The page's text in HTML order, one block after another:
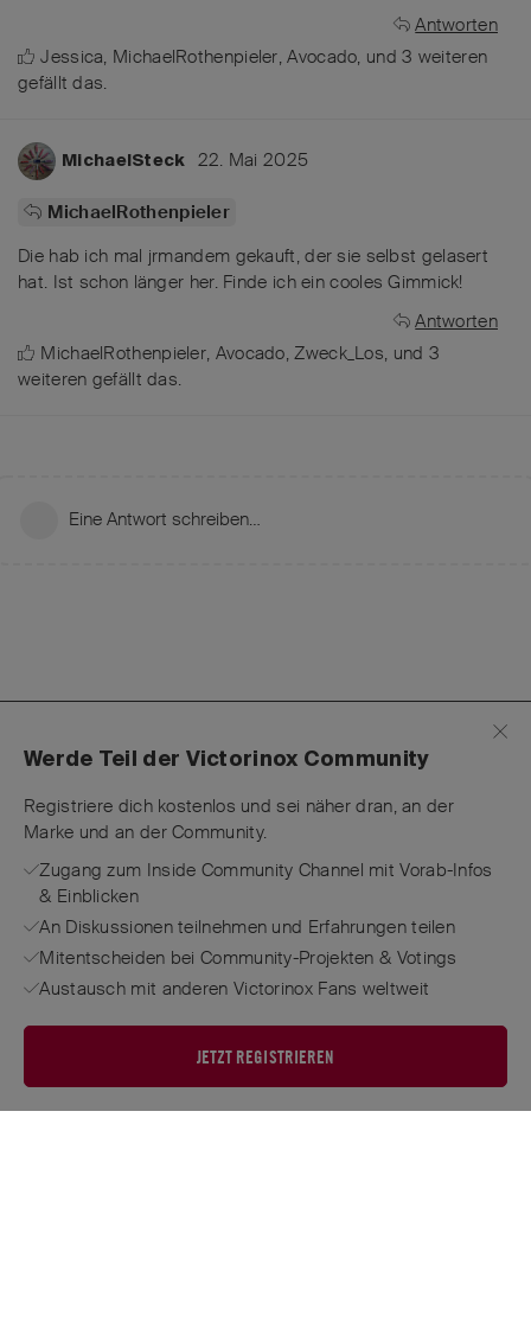
Antworten
Jessica, MichaelRothenpieler,Avocado, und3 weiteren
gefällt das.
MichaelSteck 22. Mai 2025
MichaelRothenpieler
Die hab ich mal jrmandem gekauft, der sie selbst gelasert
hat. Ist schon länger her. Finde ich ein cooles Gimmick!
Antworten
MichaelRothenpieler, Avocado,Zweck_Los, und 3
weiteren gefällt das.
Eine Antwort schreiben…
Werde Teil der Victorinox Community
Registriere dich kostenlos und sei näher dran, an der
Marke und an der Community.
Zugang zum Inside Community Channel mit Vorab-Infos
& Einblicken
An Diskussionen teilnehmen und Erfahrungen teilen
Mitentscheiden bei Community-Projekten & Votings
Austausch mit anderen Victorinox Fans weltweit
JETZT REGISTRIEREN